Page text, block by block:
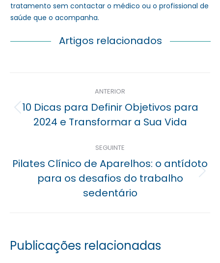
tratamento sem contactar o médico ou o profissional de
saúde que o acompanha.
Artigos relacionados
Navegação
posterior
ANTERIOR
Previous
post:
10 Dicas para Definir Objetivos para
2024 e Transformar a Sua Vida
SEGUINTE
Próximo
post:
Pilates Clínico de Aparelhos: o antídoto
para os desafios do trabalho
sedentário
Publicações relacionadas